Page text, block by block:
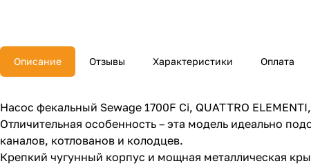
Описание Отзывы Характеристики Оплата
Насос фекальный Sewage 1700F Ci, QUATTRO
Отличительная особенность – эта модель идеально
каналов, котлованов и колодцев.
Крепкий чугунный корпус и мощная металлическая